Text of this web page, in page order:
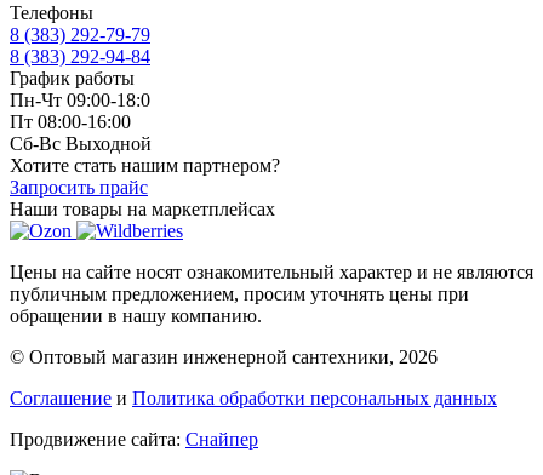
Телефоны
8 (383) 292-79-79
8 (383) 292-94-84
График работы
Пн-Чт 09:00-18:0
Пт 08:00-16:00
Сб-Вс Выходной
Хотите стать нашим партнером?
Запросить прайс
Наши товары на маркетплейсах
Цены на сайте носят ознакомительный характер и не являются
публичным предложением, просим уточнять цены при
обращении в нашу компанию.
© Оптовый магазин инженерной сантехники, 2026
Соглашение и Политика обработки персональных данных
Продвижение сайта: Снайпер